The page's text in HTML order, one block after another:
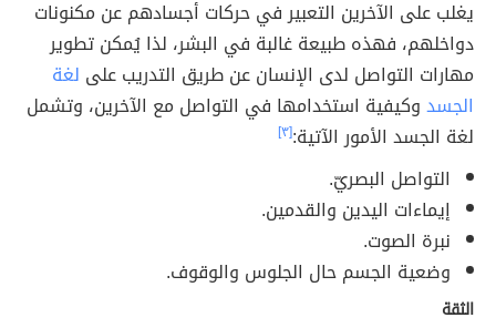
يغلب على الآخرين التعبير في حركات أجسادهم عن مكنونات
دواخلهم، فهذه طبيعة غالبة في البشر، لذا يُمكن تطوير
مهارات التواصل لدى الإنسان عن طريق التدريب على لغة
الجسدوكيفية استخدامها في التواصل مع الآخرين، وتشمل
لغة الجسد الأمور الآتية:[٣]
التواصل البصريّ.
إيماءات اليدين والقدمين.
نبرة الصوت.
وضعية الجسم حال الجلوس والوقوف.
الثقة